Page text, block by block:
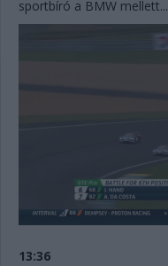
sportbíró a BMW mellett...
13:36